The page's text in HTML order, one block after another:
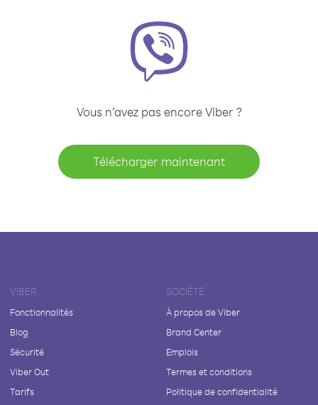
Vous n’avez pas encore Viber ?
Télécharger maintenant
VIBER
Fonctionnalités
Blog
Sécurité
Viber Out
Tarifs
SOCIÉTÉ
À propos de Viber
Brand Center
Emplois
Termes et conditions
Politique de confidentialité